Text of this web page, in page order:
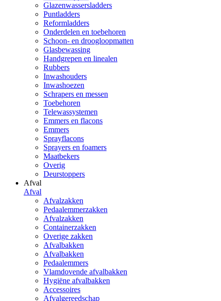
Glazenwassersladders
Puntladders
Reformladders
Onderdelen en toebehoren
Schoon- en droogloopmatten
Glasbewassing
Handgrepen en linealen
Rubbers
Inwashouders
Inwashoezen
Schrapers en messen
Toebehoren
Telewassystemen
Emmers en flacons
Emmers
Sprayflacons
Sprayers en foamers
Maatbekers
Overig
Deurstoppers
Afval
Afval
Afvalzakken
Pedaalemmerzakken
Afvalzakken
Containerzakken
Overige zakken
Afvalbakken
Afvalbakken
Pedaalemmers
Vlamdovende afvalbakken
Hygiëne afvalbakken
Accessoires
Afvalgereedschap